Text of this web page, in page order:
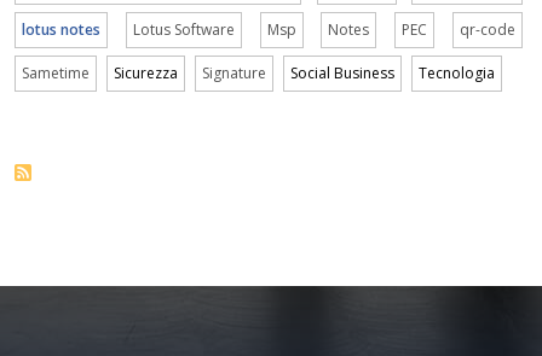
lotus notes Lotus Software Msp Notes PEC qr-code
Sametime Sicurezza Signature Social Business Tecnologia